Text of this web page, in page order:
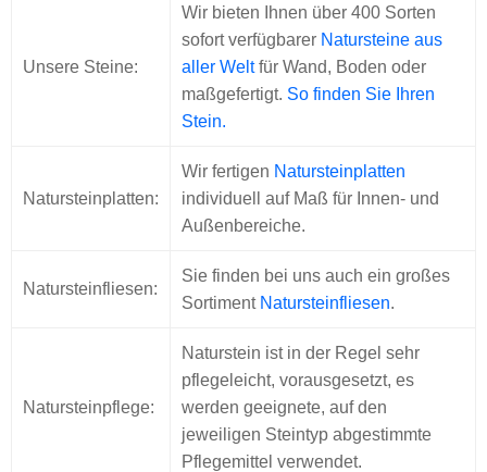
Unsere Steine:
Wir bieten Ihnen über 400 Sorten
sofort verfügbarer Natursteine aus
aller Weltfür Wand, Boden oder
maßgefertigt. So finden Sie Ihren
Stein.
Natursteinplatten:
Wir fertigen Natursteinplatten
individuell auf Maß für Innen- und
Außenbereiche.
Natursteinfliesen:
Sie finden bei uns auch ein großes
Sortiment Natursteinfliesen.
Natursteinpflege:
Naturstein ist in der Regel sehr
pflegeleicht, vorausgesetzt, es
werden geeignete, auf den
jeweiligen Steintyp abgestimmte
Pflegemittel verwendet.